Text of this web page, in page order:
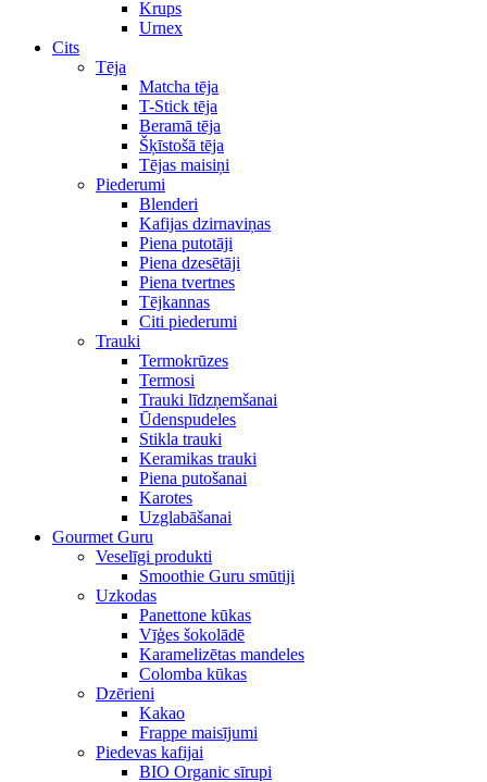
Krups
Urnex
Cits
Tēja
Matcha tēja
T-Stick tēja
Beramā tēja
Šķīstošā tēja
Tējas maisiņi
Piederumi
Blenderi
Kafijas dzirnaviņas
Piena putotāji
Piena dzesētāji
Piena tvertnes
Tējkannas
Citi piederumi
Trauki
Termokrūzes
Termosi
Trauki līdzņemšanai
Ūdenspudeles
Stikla trauki
Keramikas trauki
Piena putošanai
Karotes
Uzglabāšanai
Gourmet Guru
Veselīgi produkti
Smoothie Guru smūtiji
Uzkodas
Panettone kūkas
Vīģes šokolādē
Karamelizētas mandeles
Colomba kūkas
Dzērieni
Kakao
Frappe maisījumi
Piedevas kafijai
BIO Organic sīrupi